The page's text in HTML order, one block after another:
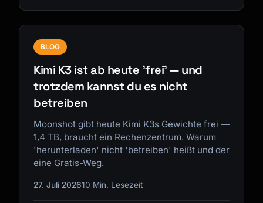
BLOG
Kimi K3 ist ab heute 'frei' — und
trotzdem kannst du es nicht
betreiben
Moonshot gibt heute Kimi K3s Gewichte frei —
1,4 TB, braucht ein Rechenzentrum. Warum
'herunterladen' nicht 'betreiben' heißt und der
eine Gratis-Weg.
27. Juli 202610 Min. Lesezeit